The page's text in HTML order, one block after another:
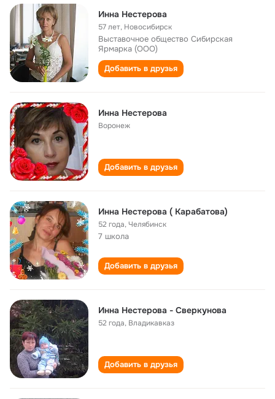
Инна Нестерова
57 лет, Новосибирск
Выставочное общество Сибирская
Ярмарка (ООО)
Добавить в друзья
Инна Нестерова
Воронеж
Добавить в друзья
Инна Нестерова ( Карабатова)
52 года,Челябинск
7 школа
Добавить в друзья
Инна Нестерова - Сверкунова
52 года, Владикавказ
Добавить в друзья